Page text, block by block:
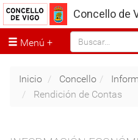
Concello de
Menú
Inicio Concello
Rendición de Contas